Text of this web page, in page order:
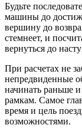
Будьте
машины до
вершину до
стемнеет, и
вернуться до
При расчетах не
непредвиденные
начинать раньше
рамкам. Самое
время и цель
возможностями.